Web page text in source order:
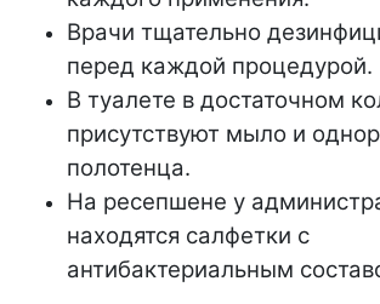
Врачи тщательно
перед каждой процедурой.
В туалете в достаточном
присутствуют мыло и
полотенца.
На ресепшене у
находятся салфетки с
антибактериальным